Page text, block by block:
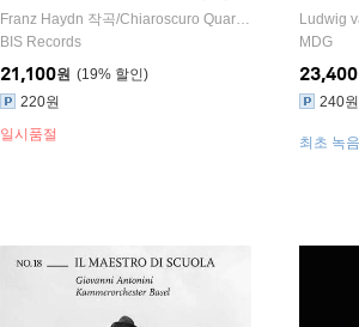
n: String Quartets, Op. 33 "Russia
n" Nos. 4-6) [SACD Hybrid]
Franz Haydn 작곡/Chiaroscuro Quartet
BIS Records
19%
21,100원
220원
일시품절
(Una
licacies
Ludwig
MDG
23,400
240원
최초 녹